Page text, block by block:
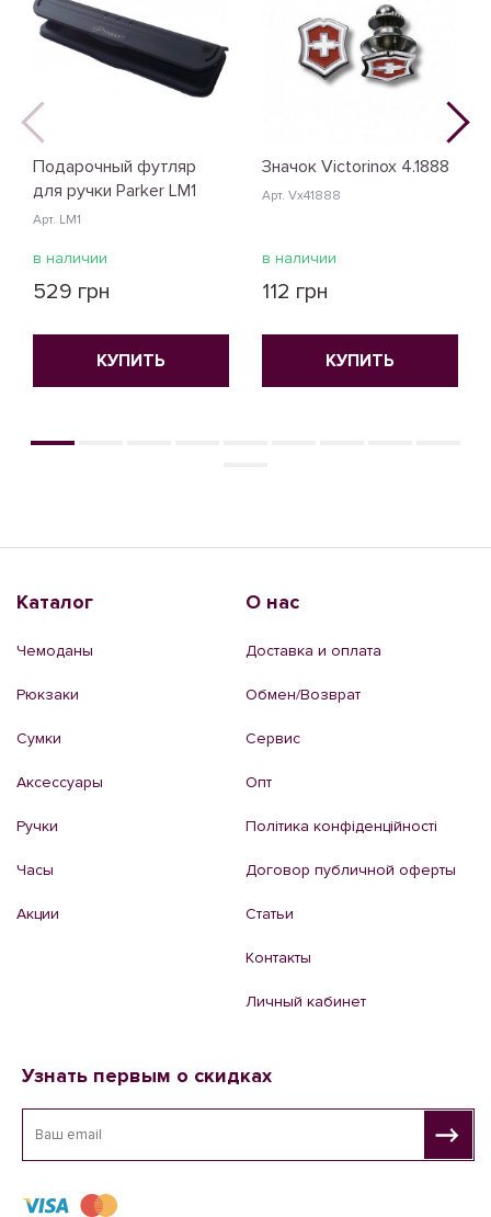
Подарочный футляр
для ручки Parker LM1
Арт. LM1
в наличии
529 грн
КУПИТЬ
Значок Victorinox 4.1888
Арт. Vx41888
в наличии
112 грн
КУПИТЬ
Каталог
Чемоданы
Рюкзаки
Сумки
Аксессуары
Ручки
Часы
Акции
О нас
Доставка и оплата
Обмен/Возврат
Сервис
Опт
Політика конфіденційності
Договор публичной оферты
Статьи
Контакты
Личный кабинет
Узнать первым о скидках